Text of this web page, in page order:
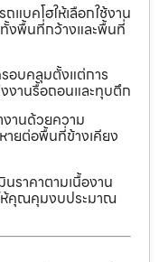
ถแบคโฮให้เลือกใช้งาน
งพื้นที่กว้างและพื้นที่
อบคลุมตั้งแต่การ
งานรื้อถอนและทุบตึก
งานด้วยความ
ายต่อพื้นที่ข้างเคียง
นราคาตามเนื้องาน
ห้คุณคุมงบประมาณ